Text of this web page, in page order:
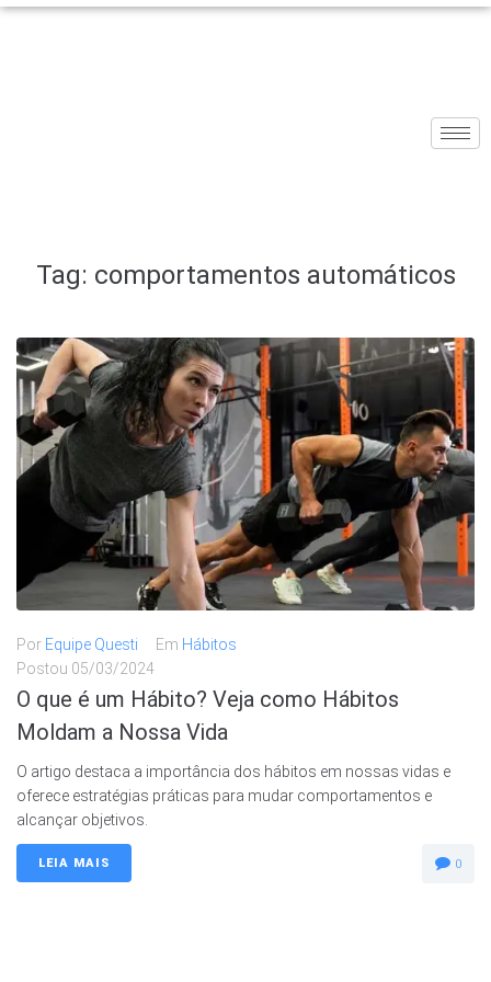
Tag: comportamentos automáticos
Por Equipe Questi Em Hábitos
Postou 05/03/2024
O que é um Hábito? Veja como Hábitos
Moldam a Nossa Vida
O artigo destaca a importância dos hábitos em nossas vidas e
oferece estratégias práticas para mudar comportamentos e
alcançar objetivos.
LEIA MAIS 0